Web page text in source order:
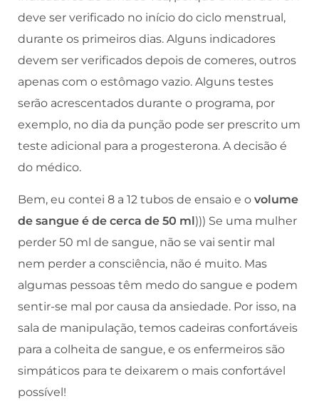
deve ser verificado no início do ciclo menstrual,
durante os primeiros dias. Alguns indicadores
devem ser verificados depois de comeres, outros
apenas com o estômago vazio. Alguns testes
serão acrescentados durante o programa, por
exemplo, no dia da punção pode ser prescrito um
teste adicional para a progesterona. A decisão é
do médico.
Bem, eu contei 8 a 12 tubos de ensaio e o volume
de sangue é de cerca de 50 ml))) Se uma mulher
perder 50 ml de sangue, não se vai sentir mal
nem perder a consciência, não é muito. Mas
algumas pessoas têm medo do sangue e podem
sentir-se mal por causa da ansiedade. Por isso, na
sala de manipulação, temos cadeiras confortáveis
para a colheita de sangue, e os enfermeiros são
simpáticos para te deixarem o mais confortável
possível!